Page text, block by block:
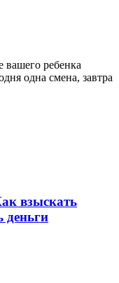
вашего ребенка
одна смена, завтра
взыскать
деньги